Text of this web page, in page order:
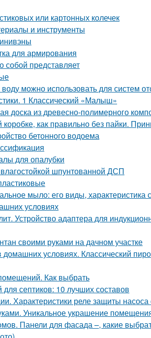
или картонных колечек
и инструменты
для армирования
собой представляет
можно использовать для систем
1 Классический «Малыш»
доска из древесно-полимерного
как правильно без пайки.
бетонного водоема
для опалубки
шпунтованной ДСП
мыло: его виды, характеристика
условиях
Устройство адаптера для
своими руками на дачном участке
условиях. Классический
Как выбрать
септиков: 10 лучших составов
Характеристики реле защиты насоса
Уникальное украшение
Панели для фасада –, какие